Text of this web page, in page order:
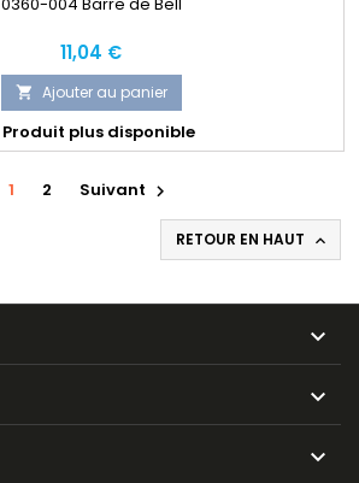
Prix
11,04 €
 Ajouter au panier
Produit plus disponible
1 2 Suivant 
RETOUR EN HAUT 


